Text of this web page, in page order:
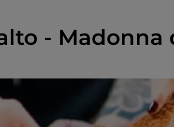
- Madonna